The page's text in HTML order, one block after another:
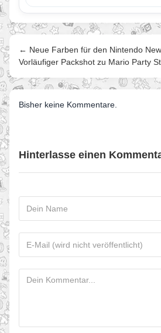
Stirnlampe einschalten
gehen!“, denn ab sofort…
← Neue Farben für den Nintendo New
Vorläufiger Packshot zu Mario Party
Bisher keine Kommentare.
Hinterlasse einen